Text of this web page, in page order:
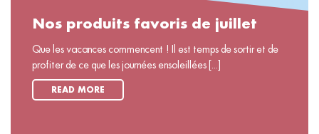
Nos produits favoris de juillet
Que les vacances commencent ! Il est temps de sortir et de
profiter de ce que les journées ensoleillées [...]
READ MORE